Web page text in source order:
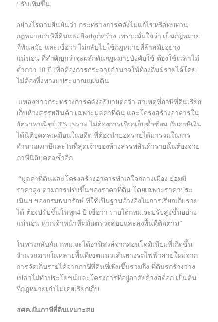
ปรับเพิ่มขึ้น
อย่างไรตามยืนยันว่า กระทรวงการคลังไม่แก้ไขหรือทบทวน
กฎหมายภาษีที่ดินและสิ่งปลูกสร้าง เพราะมั่นใจว่า เป็นกฎหมาย
ที่ทันสมัย และเชื่อว่า ไม่กลับไปใช้กฎหมายที่ล้าสมัยอย่าง
แน่นอน ที่สำคัญกว่าจะผลักดันกฎหมายบังคับใช้ ต้องใช้เวลาไม่
ต่ำกว่า 10 ปี เพื่อต้องการกระจายอำนาจให้ท้องถิ่นมีรายได้โดย
ไม่ต้องพึ่งพางบประมาณแผ่นดิน
แหล่งข่าวกระทรวงการคลังอธิบายต่อว่า สาเหตุที่ภาษีที่ดินเรียก
เก็บห้างสรรพสินค้า เฉพาะมูลค่าที่ดิน และโครงสร้างอาคารใน
อัตราพาณิชย์ 3% เพราะ ไม่ต้องการเรียกเก็บซ้ำซ้อน กับภาษีเงิน
ได้นิติบุคคลเหมือนในอดีต ที่ต้องนำยอดรายได้มารวมในการ
คำนวณภาษีและในที่สุดเจ้าของห้างสรรพสินค้ารายนั้นต้องจ่าย
ภาษีนิติบุคคลซ้ำอีก
“มูลค่าที่ดินและโครงสร้างอาคารทำเลใจกลางเมือง ย่อมมี
ราคาสูง ตามการปรับขึ้นของราคาที่ดิน โดยเฉพาะราคาประ
เมินฯ ของกรมธนารักษ์ ที่ใช้เป็นฐานอ้างอิงในการเรียกเก็บราย
ได้ ต้องปรับขึ้นในทุก4 ปี เชื่อว่า รายได้กทม.จะปรับสูงขึ้นอย่าง
แน่นอน หากเจ้าหน้าที่หมั่นตรวจสอบและลงพื้นที่ติดตาม”
ในทางกลับกัน กทม.จะได้อานิสงส์จากคอนโดมิเนียมที่เกิดขึ้น
จำนวนมากในหลายพื้นที่เขตแนวเส้นทางรถไฟฟ้าสายใหม่จาก
การจัดเก็บรายได้จากภาษีที่ดินที่เพิ่มขึ้นรวมถึง ที่ดินรกร้างว่าง
เปล่าไม่ทำประโยชน์และโครงการที่อยู่อาศัยค้างสต็อก เป็นต้น
ที่กฎหมายเก่าไม่เคยเรียกเก็บ
สศค.ยันภาษีที่ดินเหมาะสม